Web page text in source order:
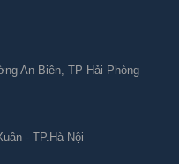
An Biên, TP Hải Phòng
- TP.Hà Nội